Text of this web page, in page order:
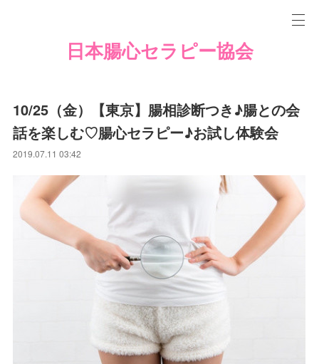
日本腸心セラピー協会
10/25（金）【東京】腸相診断つき♪腸との会
話を楽しむ♡腸心セラピー♪お試し体験会
2019.07.11 03:42